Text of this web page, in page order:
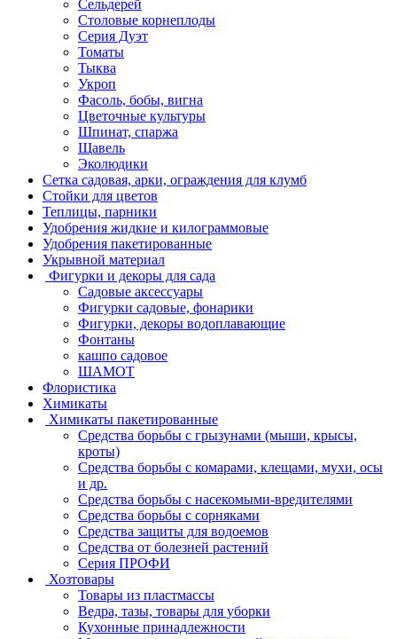
Сельдерей
Столовые корнеплоды
Серия Дуэт
Томаты
Тыква
Укроп
Фасоль, бобы, вигна
Цветочные культуры
Шпинат, спаржа
Щавель
Эколюдики
Сетка садовая, арки, ограждения для клумб
Стойки для цветов
Теплицы, парники
Удобрения жидкие и килограммовые
Удобрения пакетированные
Укрывной материал
Фигурки и декоры для сада
Садовые аксессуары
Фигурки садовые, фонарики
Фигурки, декоры водоплавающие
Фонтаны
кашпо садовое
ШАМОТ
Флористика
Химикаты
Химикаты пакетированные
Средства борьбы с грызунами (мыши, крысы,
кроты)
Средства борьбы с комарами, клещами, мухи, осы
и др.
Средства борьбы с насекомыми-вредителями
Средства борьбы с сорняками
Средства защиты для водоемов
Средства от болезней растений
Серия ПРОФИ
Хозтовары
Товары из пластмассы
Ведра, тазы, товары для уборки
Кухонные принадлежности